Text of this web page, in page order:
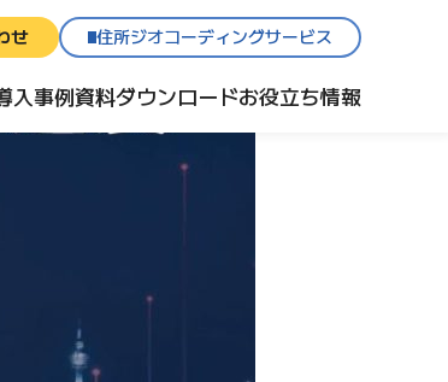
せ 住所ジオコーディングサービス
で確認
理
入事例資料ダウンロードお役立ち情報